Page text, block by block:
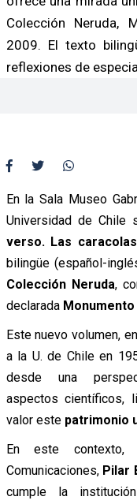
Colección Neruda,
2009. El texto
reflexiones de
En la Sala Museo
Universidad de Chile
verso. Las
bilingüe (español-
Colección Neruda,
declarada
Este nuevo volumen,
a la U. de Chile en
desde una
aspectos científicos,
valor este patrimonio
En este contexto,
Comunicaciones, Pilar
cumple la